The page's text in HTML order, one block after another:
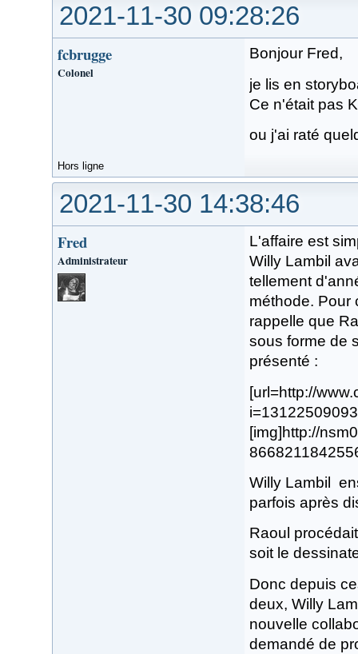
2021-11-30 09:28:26
fcbrugge
Colonel
Bonjour Fred,
je lis en
Ce n'était pas
ou j'ai raté
Hors ligne
2021-11-30 14:38:46
Fred
Administrateur
L'affaire est
Willy Lambil
tellement
méthode. Pour
rappelle que
sous forme de
présenté :
[url=http://
[img]http://
Willy Lambil
parfois après
Raoul
soit le
Donc depuis
deux, Willy
nouvelle
demandé de